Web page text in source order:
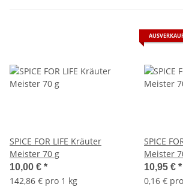
SPICE FOR LIFE Kräuter
Meister 70 g
10,00 € *
142,86 € pro 1 kg
SPICE
Meister
10,95 € *
0,16 €